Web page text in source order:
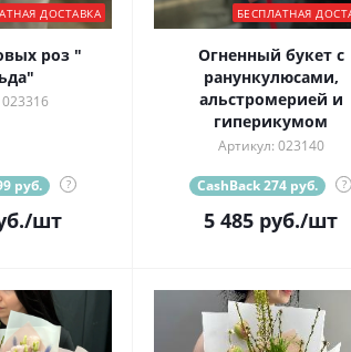
ДОСТАВКА
роз "
руб. ?
/шт
БЕСПЛАТНАЯ
Огненный букет с
ранункулюсами,
альстромерией и
гиперикумом
Артикул: 023140
CashBack 274 руб. ?
5 485 руб./шт